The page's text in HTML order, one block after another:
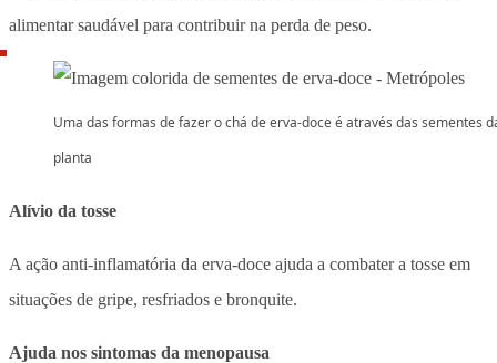
alimentar saudável para contribuir na perda de peso.
Uma das formas de fazer o chá de erva-doce é através das sementes
planta
Alívio da tosse
A ação anti-inflamatória da erva-doce ajuda a combater a tosse em
situações de gripe, resfriados e bronquite.
Ajuda nos sintomas da menopausa